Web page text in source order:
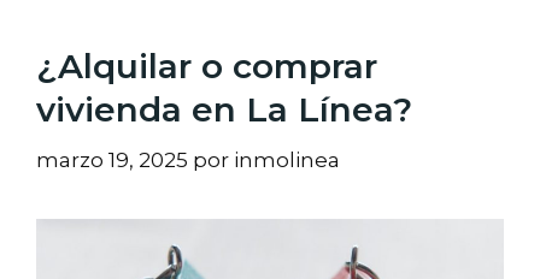
¿Alquilar o comprar
vivienda en La Línea?
marzo 19, 2025 por inmolinea